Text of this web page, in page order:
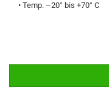
• Temp. –20° bis +70° C